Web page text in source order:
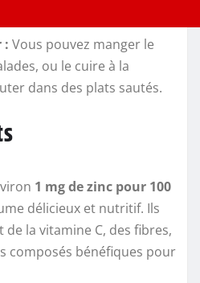
: Vous pouvez manger le
ou le cuire à la
dans des plats sautés.
1 mg de zinc pour 100
délicieux et nutritif. Ils
la vitamine C, des fibres,
composés bénéfiques pour